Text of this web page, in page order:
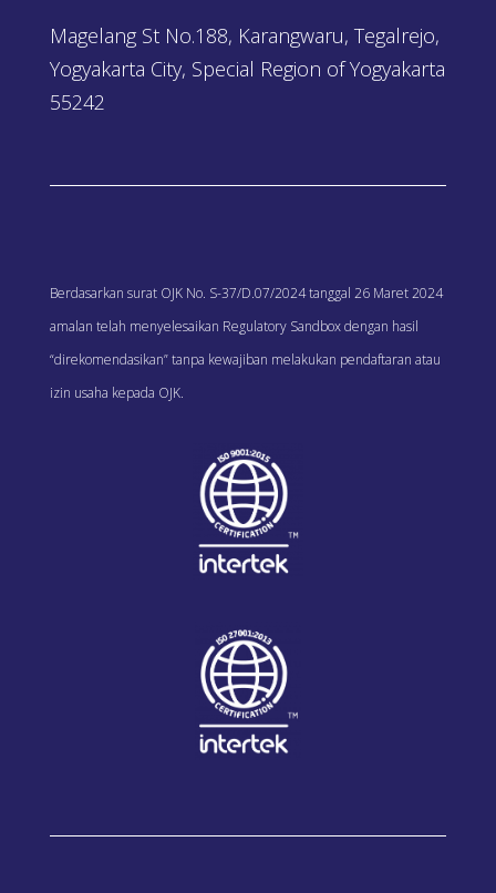
Magelang St No.188, Karangwaru, Tegalrejo,
Yogyakarta City, Special Region of Yogyakarta
55242
Berdasarkan surat OJK No. S-37/D.07/2024 tanggal 26 Maret 2024
amalan telah menyelesaikan Regulatory Sandbox dengan hasil
“direkomendasikan” tanpa kewajiban melakukan pendaftaran atau
izin usaha kepada OJK.